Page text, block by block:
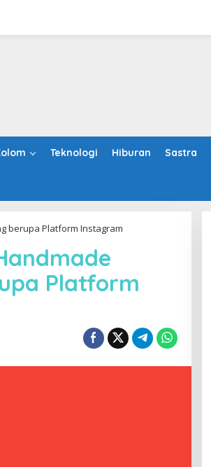
Teknologi Hiburan Sastra
berupa Platform Instagram
Platform